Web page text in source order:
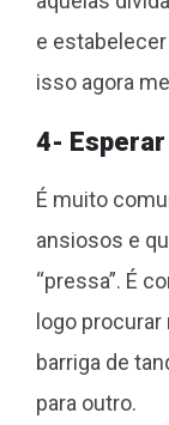
e
isso agora
4-
É muito
ansiosos e
“pressa”. É
logo
barriga de
para outro.